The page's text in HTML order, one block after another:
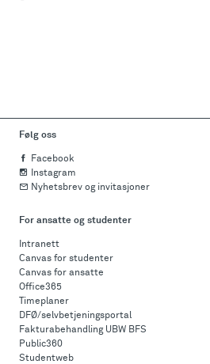
Følg oss
Facebook
Instagram
Nyhetsbrev og invitasjoner
For ansatte og studenter
Intranett
Canvas for studenter
Canvas for ansatte
Office365
Timeplaner
DFØ/selvbetjeningsportal
Fakturabehandling UBW BFS
Public360
Studentweb